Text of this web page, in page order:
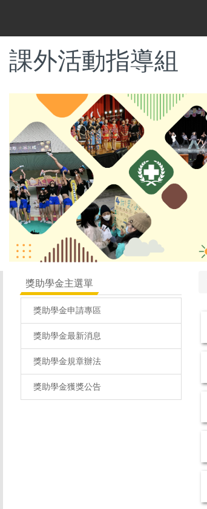
內
容
課外活動指導組
獎助學金主選單
獎助學金申請專區
獎助學金最新消息
獎助學金規章辦法
獎助學金獲獎公告